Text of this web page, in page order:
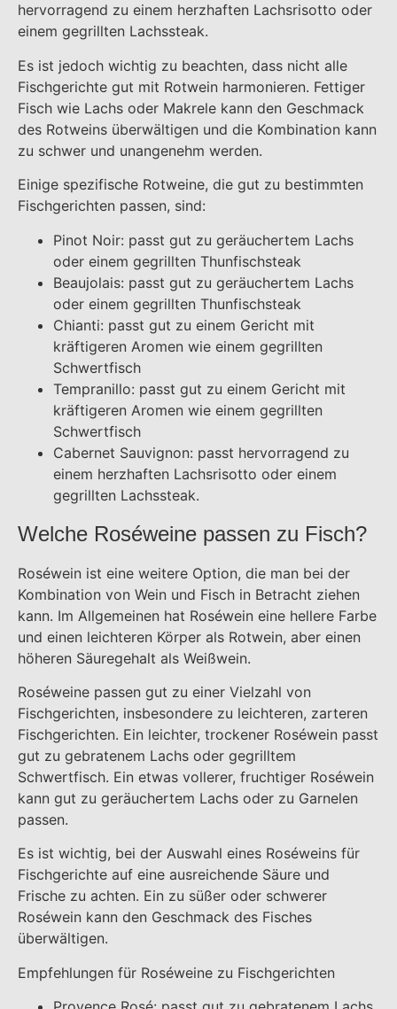
hervorragend zu einem herzhaften Lachsrisotto oder
einem gegrillten Lachssteak.
Es ist jedoch wichtig zu beachten, dass nicht alle
Fischgerichte gut mit Rotwein harmonieren. Fettiger
Fisch wie Lachs oder Makrele kann den Geschmack
des Rotweins überwältigen und die Kombination kann
zu schwer und unangenehm werden.
Einige spezifische Rotweine, die gut zu bestimmten
Fischgerichten passen, sind:
Pinot Noir: passt gut zu geräuchertem Lachs
oder einem gegrillten Thunfischsteak
Beaujolais: passt gut zu geräuchertem Lachs
oder einem gegrillten Thunfischsteak
Chianti: passt gut zu einem Gericht mit
kräftigeren Aromen wie einem gegrillten
Schwertfisch
Tempranillo: passt gut zu einem Gericht mit
kräftigeren Aromen wie einem gegrillten
Schwertfisch
Cabernet Sauvignon: passt hervorragend zu
einem herzhaften Lachsrisotto oder einem
gegrillten Lachssteak.
Welche Roséweine passen zu Fisch?
Roséwein ist eine weitere Option, die man bei der
Kombination von Wein und Fisch in Betracht ziehen
kann. Im Allgemeinen hat Roséwein eine hellere Farbe
und einen leichteren Körper als Rotwein, aber einen
höheren Säuregehalt als Weißwein.
Roséweine passen gut zu einer Vielzahl von
Fischgerichten, insbesondere zu leichteren, zarteren
Fischgerichten. Ein leichter, trockener Roséwein passt
gut zu gebratenem Lachs oder gegrilltem
Schwertfisch. Ein etwas vollerer, fruchtiger Roséwein
kann gut zu geräuchertem Lachs oder zu Garnelen
passen.
Es ist wichtig, bei der Auswahl eines Roséweins für
Fischgerichte auf eine ausreichende Säure und
Frische zu achten. Ein zu süßer oder schwerer
Roséwein kann den Geschmack des Fisches
überwältigen.
Empfehlungen für Roséweine zu Fischgerichten